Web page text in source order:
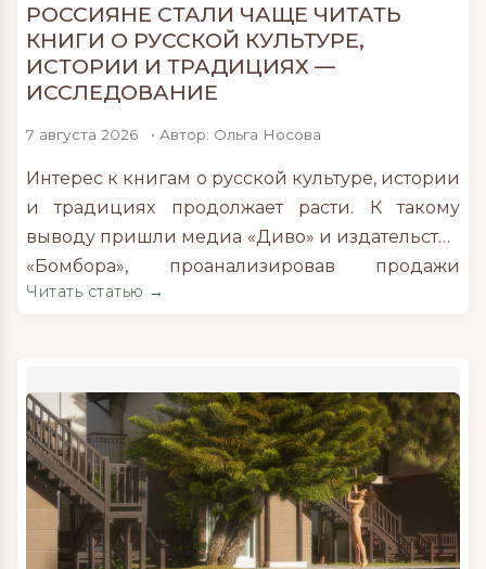
РОССИЯНЕ СТАЛИ ЧАЩЕ ЧИТАТЬ
КНИГИ О РУССКОЙ КУЛЬТУРЕ,
ИСТОРИИ И ТРАДИЦИЯХ —
ИССЛЕДОВАНИЕ
7 августа 2026 • Автор: Ольга Носова
Интерес к книгам о русской культуре, истории
и традициях продолжает расти. К такому
выводу пришли медиа «Диво» и издательство
«Бомбора», проанализировав продажи
тематической литературы за период с июля
увеличился сразу на […]
Читать статью →